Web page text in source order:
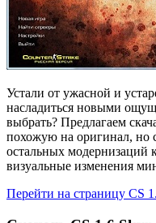
Устали от ужасной и
насладиться новыми
выбрать? Предлагаем
похожую на оригинал, но
остальных модернизаций
визуальные изменения
Перейти на страницу CS